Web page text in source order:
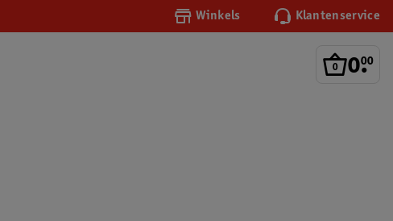
Winkels Klantenservice
0.
00